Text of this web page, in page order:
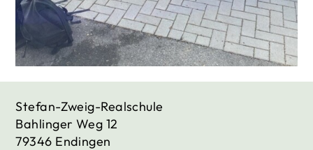
Stefan-Zweig-Realschule
Bahlinger Weg 12
79346 Endingen